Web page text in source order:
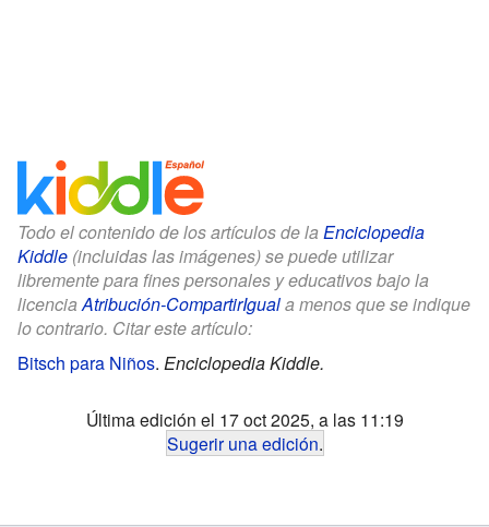
Todo el contenido de los artículos de la Enciclopedia
Kiddle (incluidas las imágenes) se puede utilizar
libremente para fines personales y educativos bajo la
licenciaAtribución-CompartirIguala menos que se indique
lo contrario. Citar este artículo:
Bitsch para Niños. Enciclopedia Kiddle.
Última edición el 17 oct 2025, a las 11:19
Sugerir una edición.